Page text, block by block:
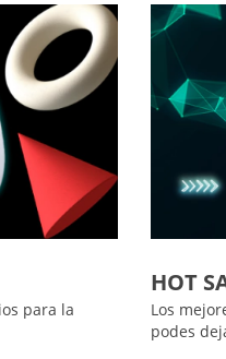
para la
HOT
Los
podes